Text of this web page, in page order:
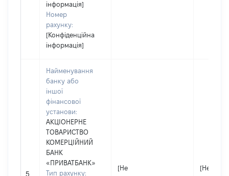
інформація]
Номер
рахунку:
[Конфіденційна
інформація]
5
Найменування
банку або
іншої
фінансової
установи:
АКЦІОНЕРНЕ
ТОВАРИСТВО
КОМЕРЦІЙНИЙ
БАНК
«ПРИВАТБАНК»
Тип рахунку:
[Не
[Не